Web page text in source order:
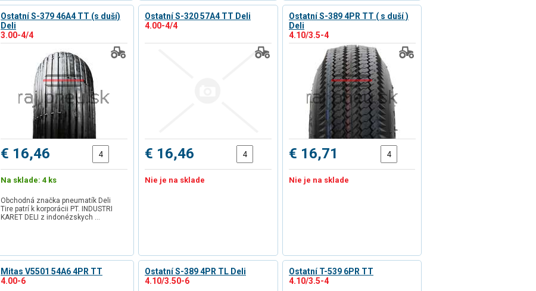
Ostatní S-379 46A4 TT (s duší)
Deli
3.00-4/4
€ 16,46
Na sklade: 4 ks
Obchodná značka pneumatík Deli
Tire patrí k korporácii PT. INDUSTRI
KARET DELI z indonézskych …
Ostatní S-320 57A4 TT Deli
4.00-4/4
€ 16,46
Nie je na sklade
Ostatní S-389 4PR TT ( s duší )
Deli
4.10/3.5-4
€ 16,71
Nie je na sklade
Mitas V5501 54A6 4PR TT
4.00-6
Ostatní S-389 4PR TL Deli
4.10/3.50-6
Ostatní T-539 6PR TT
4.10/3.5-4